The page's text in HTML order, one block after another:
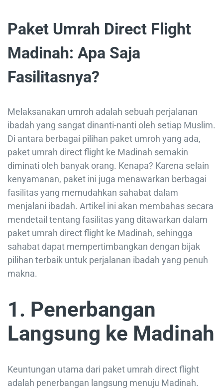
Paket Umrah Direct Flight
Madinah: Apa Saja
Fasilitasnya?
Melaksanakan umroh adalah sebuah perjalanan
ibadah yang sangat dinanti-nanti oleh setiap Muslim.
Di antara berbagai pilihan paket umroh yang ada,
paket umrah direct flight ke Madinah semakin
diminati oleh banyak orang. Kenapa? Karena selain
kenyamanan, paket ini juga menawarkan berbagai
fasilitas yang memudahkan sahabat dalam
menjalani ibadah. Artikel ini akan membahas secara
mendetail tentang fasilitas yang ditawarkan dalam
paket umrah direct flight ke Madinah, sehingga
sahabat dapat mempertimbangkan dengan bijak
pilihan terbaik untuk perjalanan ibadah yang penuh
makna.
1. Penerbangan
Langsung ke Madinah
Keuntungan utama dari paket umrah direct flight
adalah penerbangan langsung menuju Madinah.